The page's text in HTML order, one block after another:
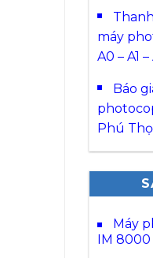
máy
A0 – A1 –
Báo
Phú
Máy
IM 8000